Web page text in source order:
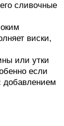
сливочные
виски,
или утки
если
добавлением